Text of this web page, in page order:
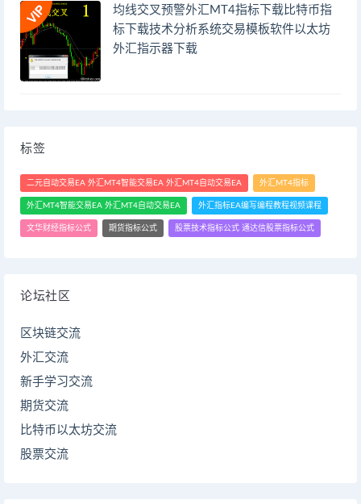
均线交叉预警外汇MT4指标下载比特币指
标下载技术分析系统交易模板软件以太坊
外汇指示器下载
标签
二元自动交易EA 外汇MT4智能交易EA 外汇MT4自动交易EA 外汇MT4指标
外汇MT4智能交易EA 外汇MT4自动交易EA 外汇指标EA编写编程教程视频课程
文华财经指标公式 期货指标公式 股票技术指标公式 通达信股票指标公式
论坛社区
区块链交流
外汇交流
新手学习交流
期货交流
比特币以太坊交流
股票交流